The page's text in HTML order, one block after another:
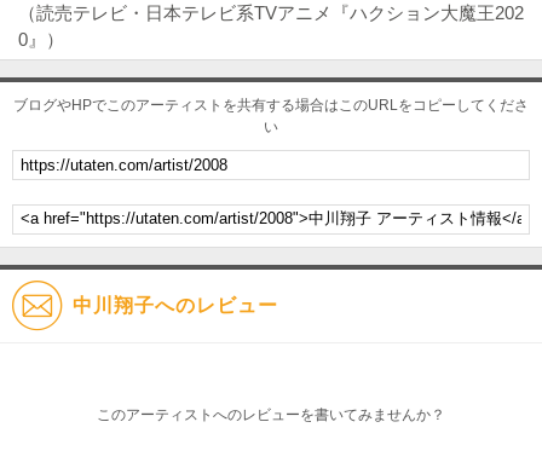
（読売テレビ・日本テレビ系TVアニメ『ハクション大魔王202
0』）
ブログやHPでこのアーティストを共有する場合はこのURLをコピーしてくださ
い
中川翔子へのレビュー
このアーティストへのレビューを書いてみませんか？